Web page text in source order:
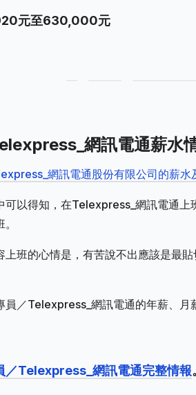
元至630,000元
網訊電通薪水
網訊電通股份有限公司的薪水
可以得知，在Telexpress_網訊電通
上班的心情是，有苦說不出應該是最
員／Telexpress_網訊電通的年薪、
／Telexpress_網訊電通完整情報